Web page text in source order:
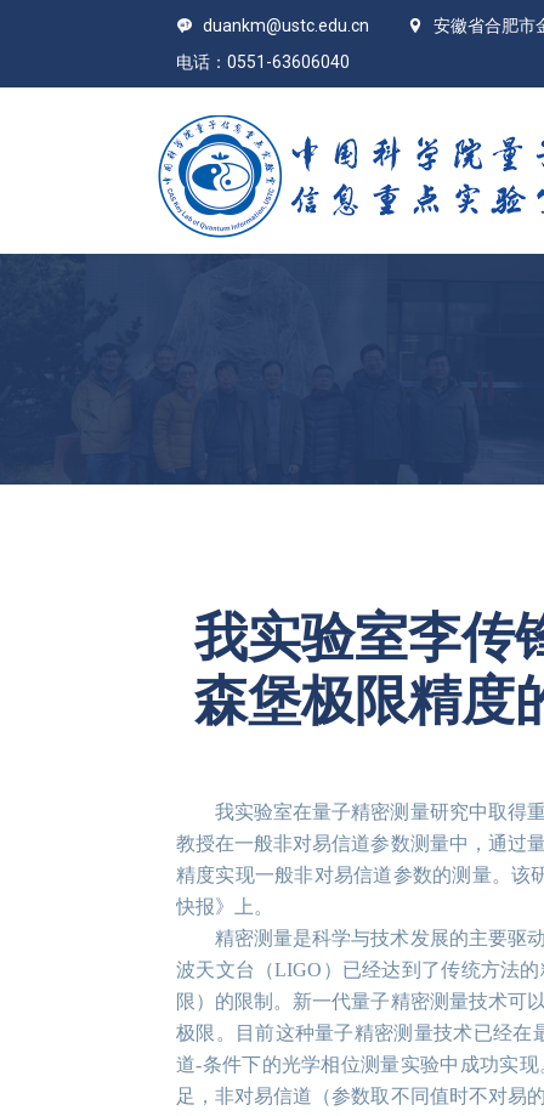
duankm@ustc.edu.cn
安徽省合肥市
电话：0551-63606040
我实验室李传
森堡极限精度
我实验室在量子精密测量研究中取得
教授在一般非对易信道参数测量中，通过
精度实现一般非对易信道参数的测量。该
快报》上。
精密测量是科学与技术发展的主要驱
波天文台（LIGO）已经达到了传统方法
限）的限制。新一代量子精密测量技术可
极限。目前这种量子精密测量技术已经
道-条件下的光学相位测量实验中成功实
足，非对易信道（参数取不同值时不对易